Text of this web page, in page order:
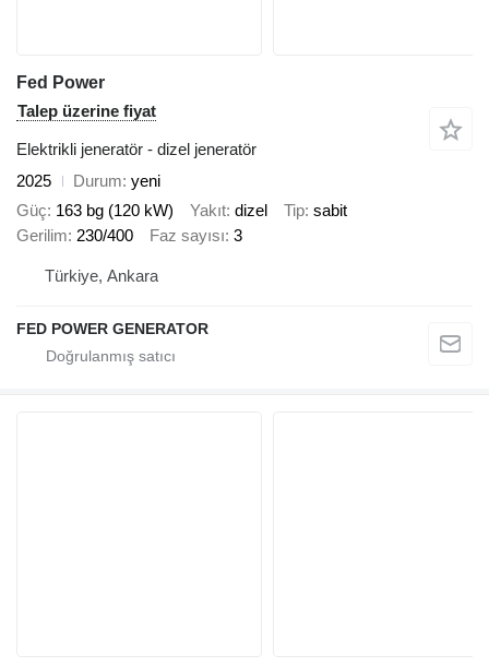
Fed Power
Talep üzerine fiyat
Elektrikli jeneratör - dizel jeneratör
2025
Durum yeni
Güç 163 bg (120 kW) Yakıt dizel Tip sabit
Gerilim 230/400 Faz sayısı 3
Türkiye, Ankara
FED POWER GENERATOR